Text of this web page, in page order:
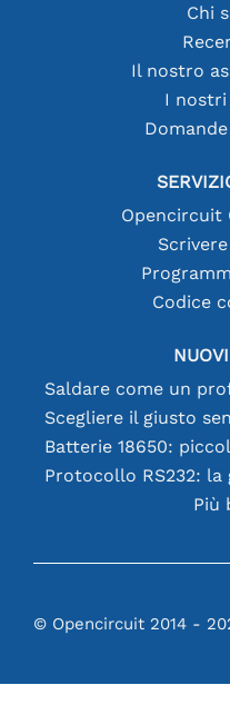
Chi
Il nostro
I
Opencircuit
Codice
Protocollo RS232:
Più
© Opencircuit 2014 -